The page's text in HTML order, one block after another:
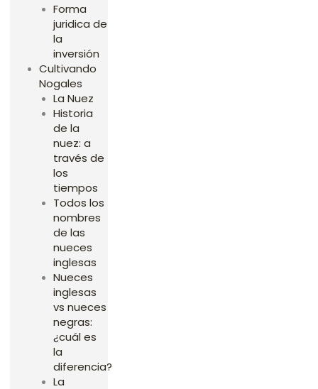
Forma
juridica de
la
inversión
Cultivando
Nogales
La Nuez
Historia
de la
nuez: a
través de
los
tiempos
Todos los
nombres
de las
nueces
inglesas
Nueces
inglesas
vs nueces
negras:
¿cuál es
la
diferencia?
La